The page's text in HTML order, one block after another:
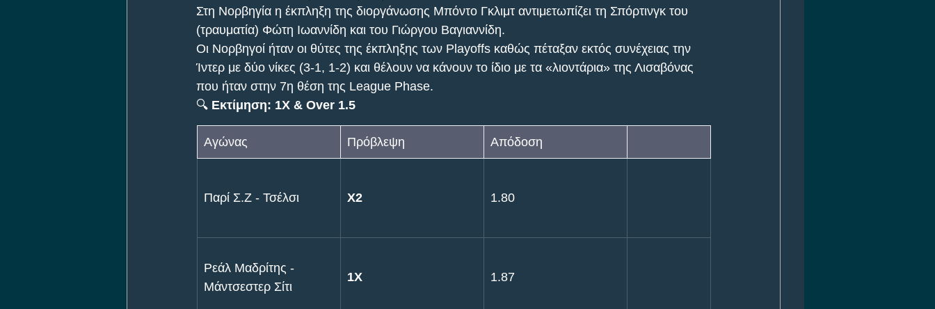
Στη Νορβηγία η έκπληξη της διοργάνωσης Μπόντο Γκλιμτ αντιμετωπίζει τη Σπόρτινγκ του
(τραυματία) Φώτη Ιωαννίδη και του Γιώργου Βαγιαννίδη.
Οι Νορβηγοί ήταν οι θύτες της έκπληξης των Playoffs καθώς πέταξαν εκτός συνέχειας την
Ίντερ με δύο νίκες (3-1, 1-2) και θέλουν να κάνουν το ίδιο με τα «λιοντάρια» της Λισαβόνας
που ήταν στην 7η θέση της League Phase.
🔍 Εκτίμηση: 1Χ & Over 1.5
Αγώνας Πρόβλεψη Απόδοση
Παρί Σ.Ζ - Τσέλσι X2 1.80
Ρεάλ Μαδρίτης -
Μάντσεστερ Σίτι
1X 1.87